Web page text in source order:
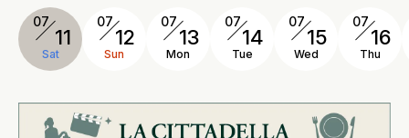
07
11
Sat
07
12
Sun
07
13
Mon
07
14
Tue
07
15
Wed
07
16
Thu